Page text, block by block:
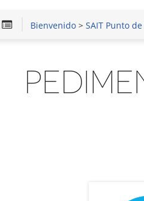
Bienvenido >SAIT Punto